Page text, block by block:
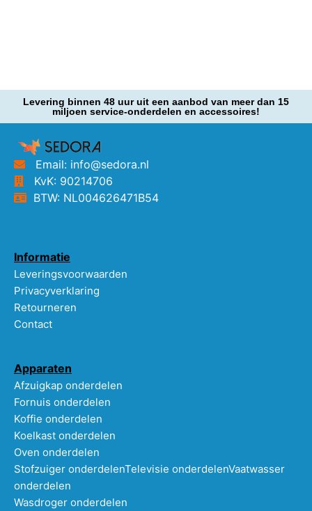
Levering binnen 48 uur uit een aanbod van meer dan 15
miljoen service-onderdelen en accessoires!
Email: info@sedora.nl
KvK: 90214706
BTW: NL004626471B54
Informatie
Leveringsvoorwaarden
Privacyverklaring
Retourneren
Contact
Apparaten
Afzuigkap onderdelen
Fornuis onderdelen
Koffie onderdelen
Koelkast onderdelen
Oven onderdelen
Stofzuiger onderdelenTelevisie onderdelenVaatwasser
onderdelen
Wasdroger onderdelen